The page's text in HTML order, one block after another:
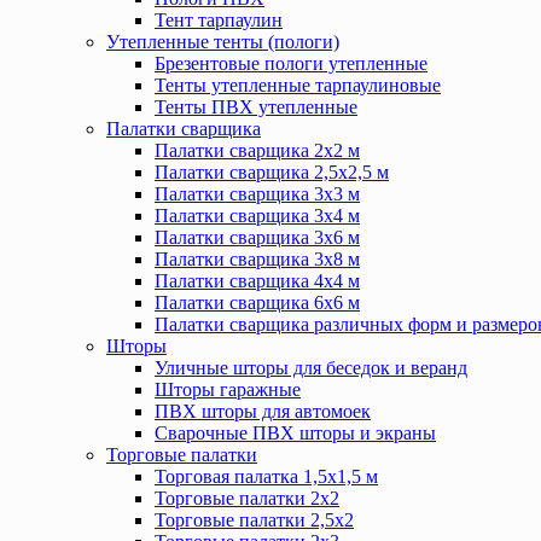
Тент тарпаулин
Утепленные тенты (пологи)
Брезентовые пологи утепленные
Тенты утепленные тарпаулиновые
Тенты ПВХ утепленные
Палатки сварщика
Палатки сварщика 2х2 м
Палатки сварщика 2,5х2,5 м
Палатки сварщика 3х3 м
Палатки сварщика 3х4 м
Палатки сварщика 3х6 м
Палатки сварщика 3х8 м
Палатки сварщика 4х4 м
Палатки сварщика 6х6 м
Палатки сварщика различных форм и
Шторы
Уличные шторы для беседок и веранд
Шторы гаражные
ПВХ шторы для автомоек
Сварочные ПВХ шторы и экраны
Торговые палатки
Торговая палатка 1,5х1,5 м
Торговые палатки 2х2
Торговые палатки 2,5х2